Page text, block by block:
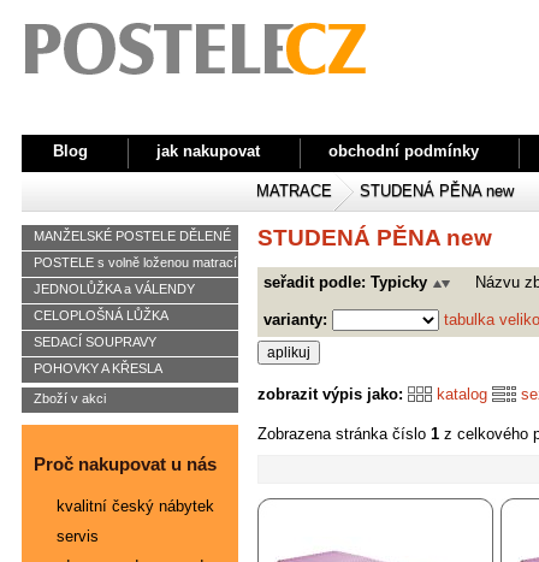
Blog jak nakupovat obchodní podmínky
MATRACE STUDENÁ PĚNA new
MANŽELSKÉ POSTELE DĚLENÉ
POSTELE s volně loženou matrací
JEDNOLŮŽKA a VÁLENDY
CELOPLOŠNÁ LŮŽKA
SEDACÍ SOUPRAVY
POHOVKY A KŘESLA
Zboží v akci
Proč nakupovat u nás
kvalitní český nábytek
servis
STUDENÁ PĚNA new
seřadit podle: Typicky Názvu
varianty: tabulka
zobrazit výpis jako: katalog
Zobrazena stránka číslo 1 z celkového